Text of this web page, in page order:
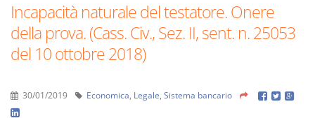
Incapacità naturale del testatore. Onere
della prova. (Cass. Civ., Sez. II, sent. n. 25053
del 10 ottobre 2018)
30/01/2019 Economica Legale Sistema bancario